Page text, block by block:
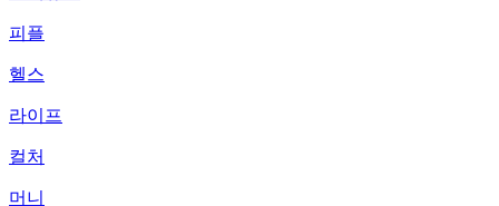
피플
헬스
라이프
컬처
머니